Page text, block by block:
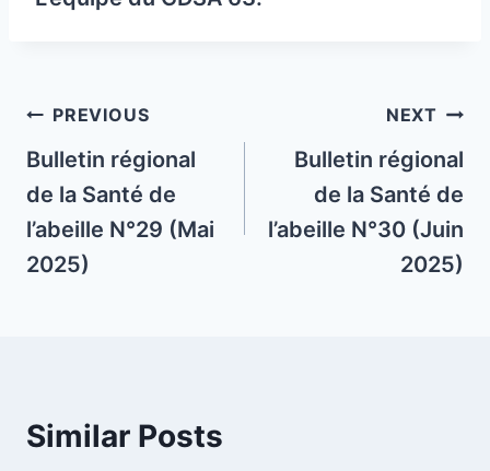
Post
navigation
PREVIOUS
Bulletin régional
de la Santé de
l’abeille N°29 (Mai
2025)
NEXT
Bulletin régional
de la Santé de
l’abeille N°30 (Juin
2025)
Similar Posts